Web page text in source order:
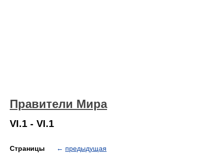
Правители Мира
VI.1 - VI.1
Страницы ← предыдущая